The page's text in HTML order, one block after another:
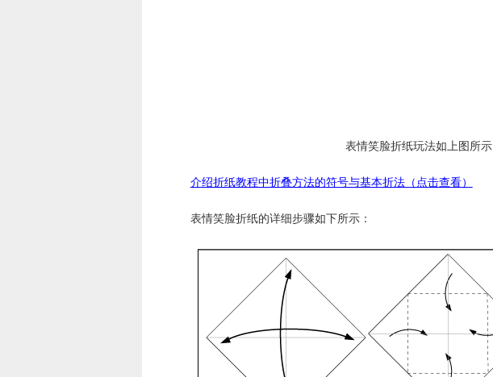
表情笑脸折纸玩法如上图所示
介绍折纸教程中折叠方法的符号与基本折法（点击查看）
表情笑脸折纸的详细步骤如下所示：